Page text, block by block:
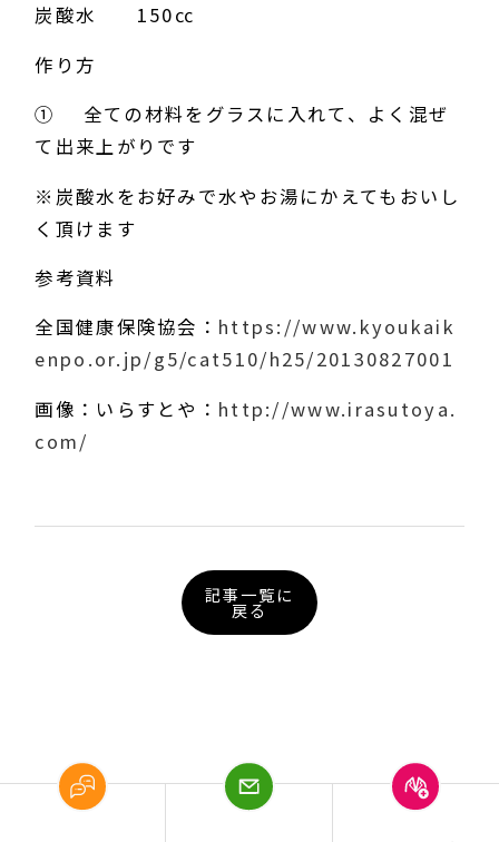
炭酸水 150㏄
作り方
① 全ての材料をグラスに入れて、よく混ぜ
て出来上がりです
※炭酸水をお好みで水やお湯にかえてもおいし
く頂けます
参考資料
全国健康保険協会： https://www.kyoukaik
enpo.or.jp/g5/cat510/h25/20130827001
画像：いらすとや： http://www.irasutoya.
com/
記事一覧に
戻る